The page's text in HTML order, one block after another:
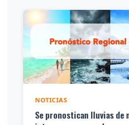
NOTICIAS
Se pronostican lluvias de